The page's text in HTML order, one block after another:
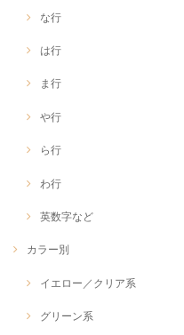
な行
は行
ま行
や行
ら行
わ行
英数字など
カラー別
イエロー／クリア系
グリーン系